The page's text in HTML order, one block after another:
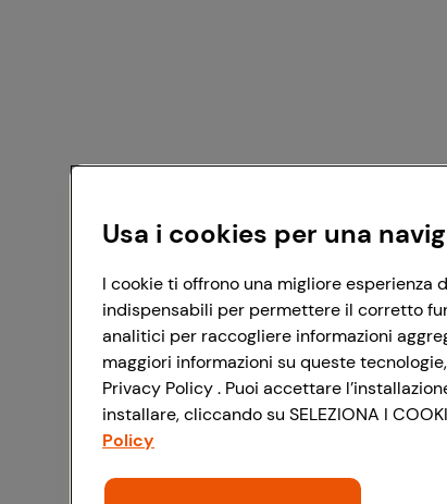
Usa i cookies per una
I cookie ti offrono una migliore
indispensabili per permettere il corretto
analitici per raccogliere informazioni
maggiori informazioni su queste
Privacy Policy . Puoi accettare
installare, cliccando su SELEZIONA I
Policy